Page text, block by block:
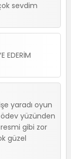
sevdim
EDERİM
yaradı oyun
yüzünden
gibi zor
güzel